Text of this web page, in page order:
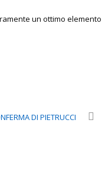
un ottimo elemento
DI PIETRUCCI